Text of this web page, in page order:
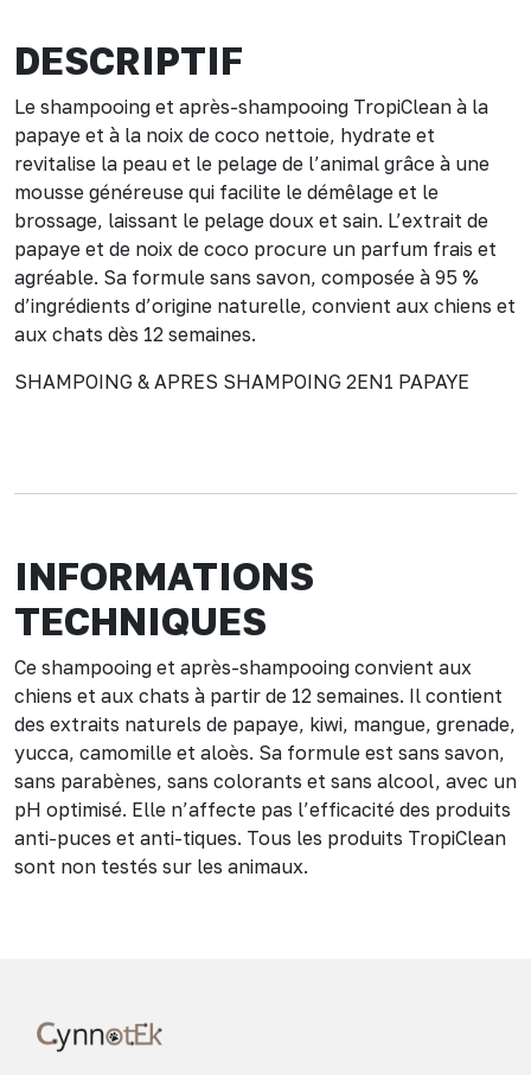
DESCRIPTIF
Le shampooing et après-shampooing TropiClean à la
papaye et à la noix de coco nettoie, hydrate et
revitalise la peau et le pelage de l’animal grâce à une
mousse généreuse qui facilite le démêlage et le
brossage, laissant le pelage doux et sain. L’extrait de
papaye et de noix de coco procure un parfum frais et
agréable. Sa formule sans savon, composée à 95 %
d’ingrédients d’origine naturelle, convient aux chiens et
aux chats dès 12 semaines.
SHAMPOING & APRES SHAMPOING 2EN1 PAPAYE
INFORMATIONS
TECHNIQUES
Ce shampooing et après-shampooing convient aux
chiens et aux chats à partir de 12 semaines. Il contient
des extraits naturels de papaye, kiwi, mangue, grenade,
yucca, camomille et aloès. Sa formule est sans savon,
sans parabènes, sans colorants et sans alcool, avec un
pH optimisé. Elle n’affecte pas l’efficacité des produits
anti-puces et anti-tiques. Tous les produits TropiClean
sont non testés sur les animaux.